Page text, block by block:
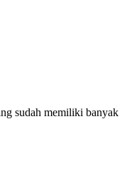
sudah memiliki banyak